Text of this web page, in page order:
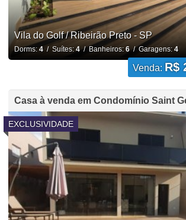
Vila do Golf / Ribeirão Preto - SP
Dorms: 4/ Suítes: 4/ Banheiros: 6/ Garagens: 4
Venda: R$
Casa à venda em Condomínio Saint
EXCLUSIVIDADE